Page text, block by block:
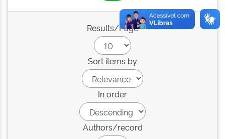
Results/Page
Sort items by
In order
Authors/record